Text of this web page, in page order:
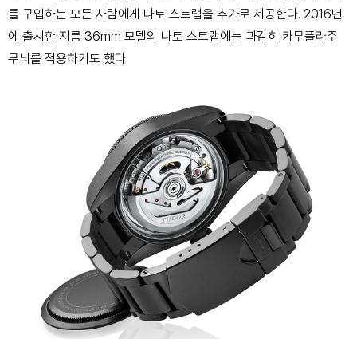
를 구입하는 모든 사람에게 나토 스트랩을 추가로 제공한다. 2016년
에 출시한 지름 36mm 모델의 나토 스트랩에는 과감히 카무플라주
무늬를 적용하기도 했다.